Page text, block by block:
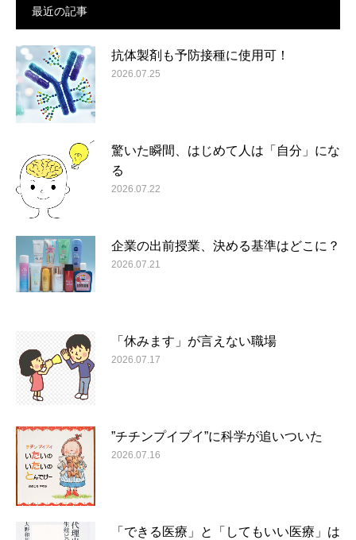
最近の記事
抗体製剤も予防接種に使用可！
2026.07.25
驚いた瞬間、はじめて人は「自分」にな
る
2026.07.22
企業の出前授業、決める基準はどこに？
2026.07.21
「休みます」が言えない職場
2026.07.17
”チチンプイプイ”に科学が追いついた
2026.07.16
「できる医療」と「してもいい医療」は